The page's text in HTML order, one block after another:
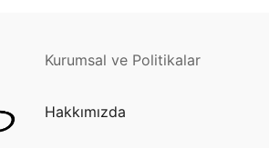
Cephe Animasyon LEDLine Serisi
Cephe Animasyon WallWasher Serisi
Kurumsal ve Politikalar
Hakkımızda